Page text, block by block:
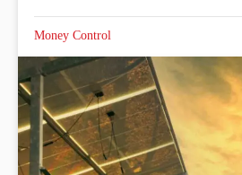
Money Control